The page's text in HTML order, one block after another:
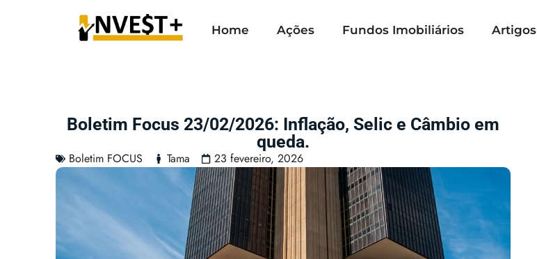
Home Ações Fundos Imobiliários Artigos
Boletim Focus 23/02/2026: Inflação, Selic e Câmbio em
queda.
Boletim FOCUS Tama 23 fevereiro, 2026